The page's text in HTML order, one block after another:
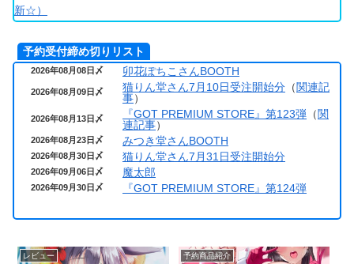
新☆）
予約受付締め切りリスト
2026年08月08日〆 卯花ぽちこさんBOOTH
2026年08月09日〆 猫りん堂さん7月10日受注開始分 （関連記
事）
2026年08月13日〆 『GOT PREMIUM STORE』第123弾 （関
連記事）
2026年08月23日〆 みつき堂さんBOOTH
2026年08月30日〆 猫りん堂さん7月31日受注開始分
2026年09月06日〆 魔太郎
2026年09月30日〆 『GOT PREMIUM STORE』第124弾
レビュー 予約商品紹介